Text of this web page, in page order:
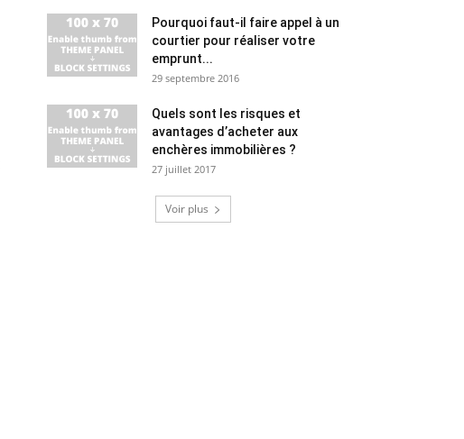
Pourquoi faut-il faire appel à un
courtier pour réaliser votre
emprunt...
29 septembre 2016
Quels sont les risques et
avantages d’acheter aux
enchères immobilières ?
27 juillet 2017
Voir plus